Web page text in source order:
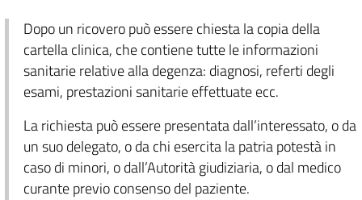
Dopo un ricovero può essere chiesta la copia della
cartella clinica, che contiene tutte le informazioni
sanitarie relative alla degenza: diagnosi, referti degli
esami, prestazioni sanitarie effettuate ecc.
La richiesta può essere presentata dall’interessato, o da
un suo delegato, o da chi esercita la patria potestà in
caso di minori, o dall’Autorità giudiziaria, o dal medico
curante previo consenso del paziente.